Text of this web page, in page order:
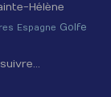
Hélène
Espagne Golfe